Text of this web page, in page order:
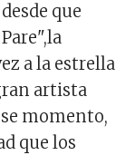
que
a la estrella
artista
momento,
que los